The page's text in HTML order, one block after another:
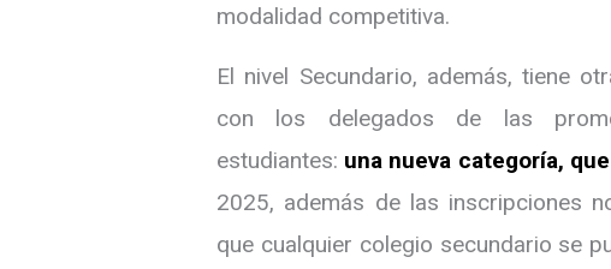
modalidad competitiva.
El nivel Secundario, además, tiene
con los delegados de las
estudiantes: una nueva categoría,
2025, además de las inscripciones
que cualquier colegio secundario se